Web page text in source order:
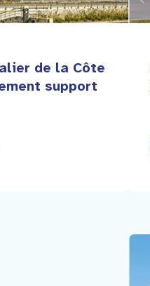
de la Côte
support